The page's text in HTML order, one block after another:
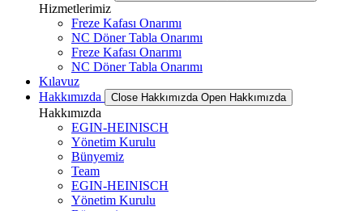
Hizmetlerimiz
Freze Kafası Onarımı
NC Döner Tabla Onarımı
Freze Kafası Onarımı
NC Döner Tabla Onarımı
Kılavuz
Hakkımızda
Close Hakkımızda Open Hakkımızda
Hakkımızda
EGIN-HEINISCH
Yönetim Kurulu
Bünyemiz
Team
EGIN-HEINISCH
Yönetim Kurulu